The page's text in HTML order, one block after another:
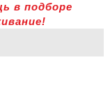
в подборе